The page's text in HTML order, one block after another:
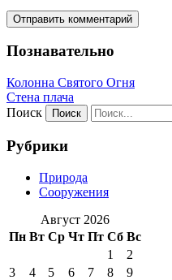
Познавательно
Колонна Святого Огня
Стена плача
Поиск
Рубрики
Природа
Сооружения
Август 2026
Пн Вт Ср Чт Пт Сб Вс
1
2
3
4 5 6 7 8
9